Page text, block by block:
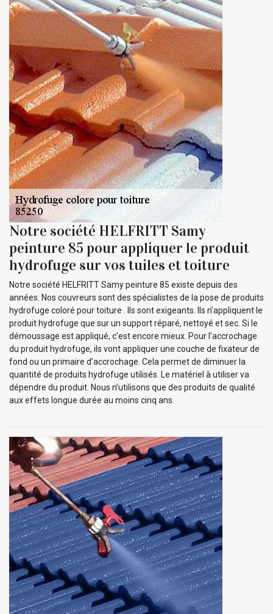
Notre société HELFRITT Samy
peinture 85 pour appliquer le produit
hydrofuge sur vos tuiles et toiture
Notre société HELFRITT Samy peinture 85 existe depuis des
années. Nos couvreurs sont des spécialistes de la pose de produits
hydrofuge coloré pour toiture . Ils sont exigeants. Ils n’appliquent le
produit hydrofuge que sur un support réparé, nettoyé et sec. Si le
démoussage est appliqué, c’est encore mieux. Pour l’accrochage
du produit hydrofuge, ils vont appliquer une couche de fixateur de
fond ou un primaire d’accrochage. Cela permet de diminuer la
quantité de produits hydrofuge utilisés. Le matériel à utiliser va
dépendre du produit. Nous n’utilisons que des produits de qualité
aux effets longue durée au moins cinq ans.